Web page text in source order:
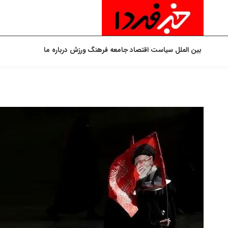
بین الملل سیاست اقتصادجامعه فرهنگورزش درباره ما